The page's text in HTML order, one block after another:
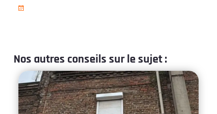
Nos autres conseils sur le sujet :